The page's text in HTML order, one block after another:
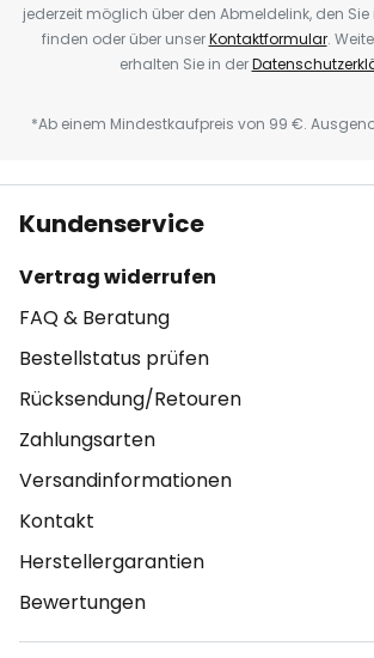
jederzeit möglich über den Abmeldelink, den Sie
finden oder über unserKontaktformular.
erhalten Sie in der
*Ab einem Mindestkaufpreis von 99 €.
Kundenservice
Vertrag widerrufen
FAQ & Beratung
Bestellstatus prüfen
Rücksendung/Retouren
Zahlungsarten
Versandinformationen
Kontakt
Herstellergarantien
Bewertungen